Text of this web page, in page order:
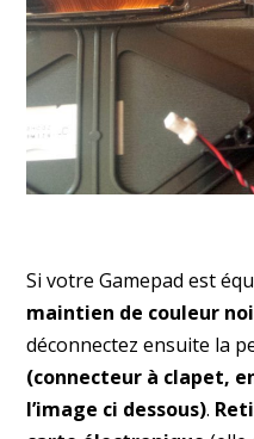
Si votre Gamepad est
maintien de couleur
déconnectez ensuite la
(connecteur à clapet,
l’image ci dessous).